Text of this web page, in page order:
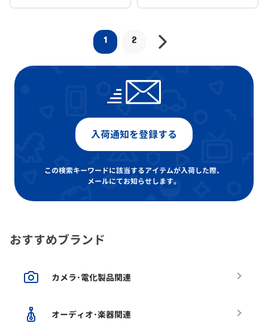
1 2
入荷通知を登録する
この検索キーワードに該当するアイテムが入荷した際、
メールにてお知らせします。
おすすめブランド
カメラ･電化製品関連
オーディオ･楽器関連